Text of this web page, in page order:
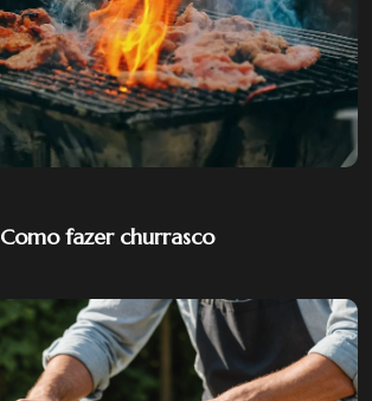
Como fazer churrasco